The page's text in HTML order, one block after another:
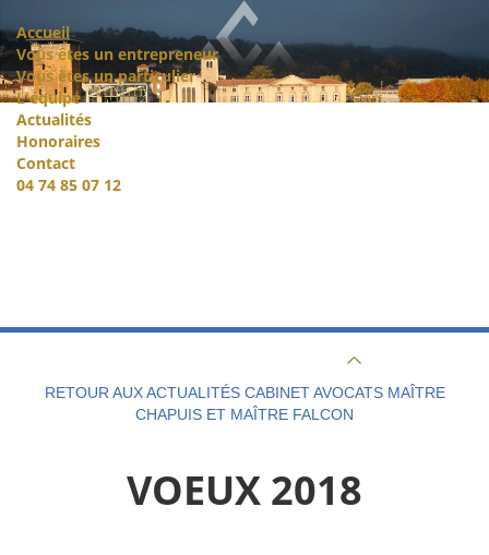
Accueil
Vous êtes un entrepreneur
Vous êtes un particulier
L'équipe
Actualités
Honoraires
Contact
04 74 85 07 12
RETOUR AUX ACTUALITÉS CABINET AVOCATS MAÎTRE
CHAPUIS ET MAÎTRE FALCON
VOEUX 2018